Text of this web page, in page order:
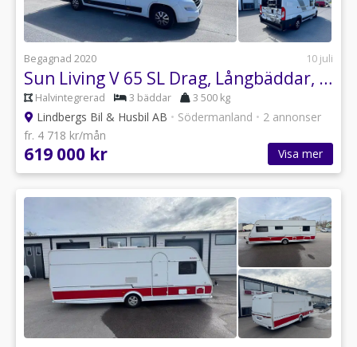
Begagnad 2020 10 juli
Sun Living V 65 SL Drag, Långbäddar, Solceller, mm
Halvintegrerad 3 bäddar 3 500 kg
Lindbergs Bil & Husbil AB • Södermanland • 2 annonser
fr. 4 718 kr/mån
619 000 kr Visa mer